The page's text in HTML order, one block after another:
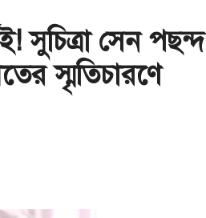
সুচিত্রা সেন পছন্দ
স্মৃতিচারণে